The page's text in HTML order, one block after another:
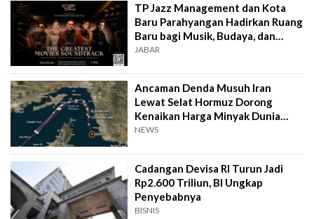
TP Jazz Management dan Kota
Baru Parahyangan Hadirkan Ruang
Baru bagi Musik, Budaya, dan
Komunitas
JABAR
Ancaman Denda Musuh Iran
Lewat Selat Hormuz Dorong
Kenaikan Harga Minyak Dunia
Awal Agustus 2026
NEWS
Cadangan Devisa RI Turun Jadi
Rp2.600 Triliun, BI Ungkap
Penyebabnya
BISNIS